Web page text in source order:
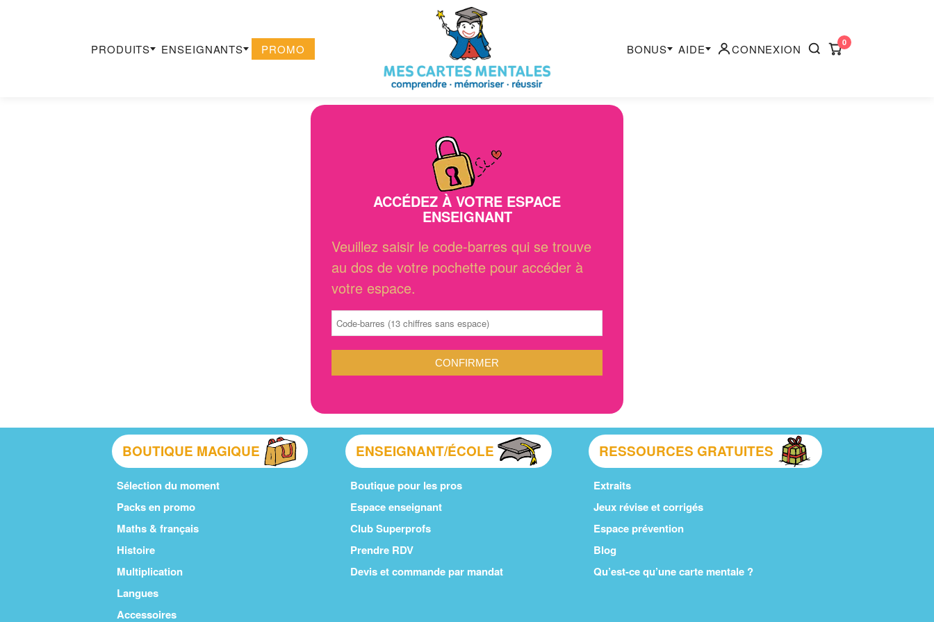
PRODUITS ENSEIGNANTS PROMO BONUS AIDE CONNEXION 0
ACCÉDEZ À VOTRE ESPACE
ENSEIGNANT
Veuillez saisir le code-barres qui se trouve
au dos de votre pochette pour accéder à
votre espace.
CONFIRMER
BOUTIQUE MAGIQUE
Sélection du moment
Packs en promo
Maths & français
Histoire
Multiplication
Langues
Accessoires
ENSEIGNANT/ÉCOLE
Boutique pour les pros
Espace enseignant
Club Superprofs
Prendre RDV
Devis et commande par mandat
RESSOURCES GRATUITES
Extraits
Jeux révise et corrigés
Espace prévention
Blog
Qu’est-ce qu’une carte mentale ?